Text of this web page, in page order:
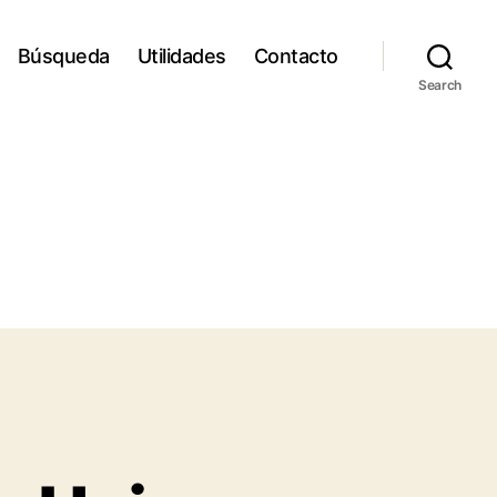
Búsqueda Utilidades Contacto
Search